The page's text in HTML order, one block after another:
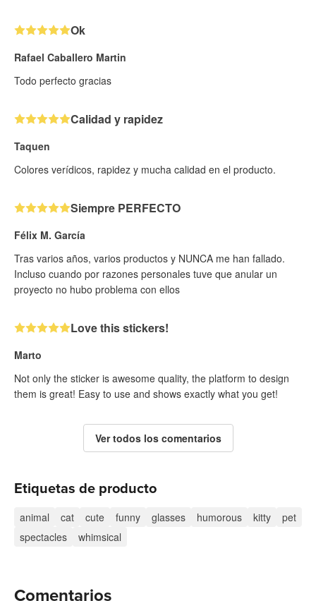
Ok
Rafael Caballero Martin
Todo perfecto gracias
Calidad y rapidez
Taquen
Colores verídicos, rapidez y mucha calidad en el producto.
Siempre PERFECTO
Félix M. García
Tras varios años, varios productos y NUNCA me han fallado.
Incluso cuando por razones personales tuve que anular un
proyecto no hubo problema con ellos
Love this stickers!
Marto
Not only the sticker is awesome quality, the platform to design
them is great! Easy to use and shows exactly what you get!
Ver todos los comentarios
Etiquetas de producto
animal cat cute funny glasses humorous kitty
pet
spectacles
whimsical
Comentarios